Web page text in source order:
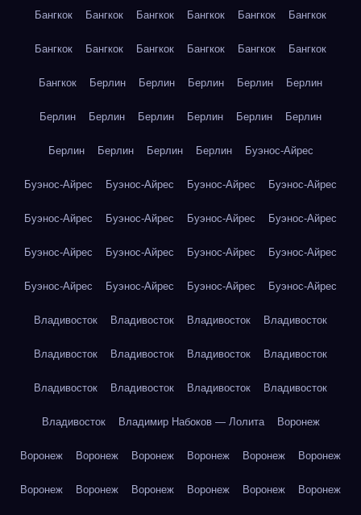
Бангкок Бангкок Бангкок Бангкок Бангкок Бангкок
Бангкок Бангкок Бангкок Бангкок Бангкок Бангкок
Бангкок Берлин Берлин Берлин Берлин Берлин
Берлин Берлин Берлин Берлин Берлин Берлин
Берлин Берлин Берлин Берлин Буэнос-Айрес
Буэнос-Айрес Буэнос-Айрес Буэнос-Айрес Буэнос-Айрес
Буэнос-Айрес Буэнос-Айрес Буэнос-Айрес Буэнос-Айрес
Буэнос-Айрес Буэнос-Айрес Буэнос-Айрес Буэнос-Айрес
Буэнос-Айрес Буэнос-Айрес Буэнос-Айрес Буэнос-Айрес
Владивосток Владивосток Владивосток Владивосток
Владивосток Владивосток Владивосток Владивосток
Владивосток Владивосток Владивосток Владивосток
Владивосток Владимир Набоков — Лолита Воронеж
Воронеж Воронеж Воронеж Воронеж Воронеж Воронеж
Воронеж Воронеж Воронеж Воронеж Воронеж Воронеж